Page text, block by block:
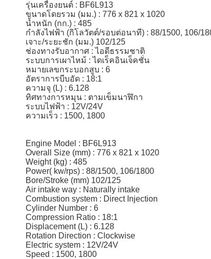
รุ่นเครื่องยนต์ : BF6L913
ขนาดโดยรวม (มม.) : 776 x 821 x 1020
น้ำหนัก (กก.) : 485
กำลังไฟฟ้า (กิโลวัตต์/รอบต่อนาที) : 88/1500, 106/
เจาะ/ระยะชัก (มม.) 102/125
ช่องทางรับอากาศ : ไอดีธรรมชาติ
ระบบการเผาไหม้ : ไดเร็คอินเจ็คชั่น
หมายเลขกระบอกสูบ : 6
อัตราการบีบอัด : 18:1
ความจุ (L) : 6.128
ทิศทางการหมุน : ตามเข็มนาฬิกา
ระบบไฟฟ้า : 12V/24V
ความเร็ว : 1500, 1800
Engine Model : BF6L913
Overall Size (mm) : 776 x 821 x 1020
Weight (kg) : 485
Power( kw/rps) : 88/1500, 106/1800
Bore/Stroke (mm) 102/125
Air intake way : Naturally intake
Combustion system : Direct Injection
Cylinder Number : 6
Compression Ratio : 18:1
Displacement (L) : 6.128
Rotation Direction : Clockwise
Electric system : 12V/24V
Speed : 1500, 1800